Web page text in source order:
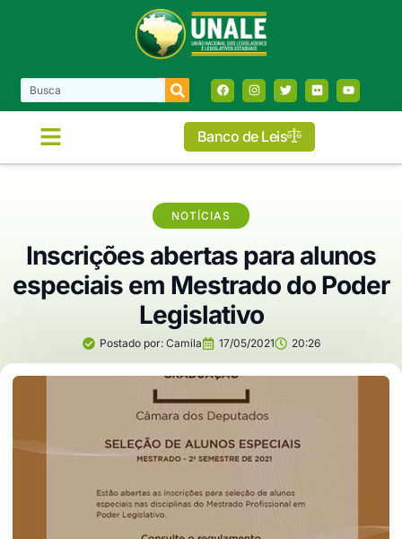
Banco de Leis
NOTÍCIAS
Inscrições abertas para alunos
especiais em Mestrado do Poder
Legislativo
Postado por:Camila 17/05/2021 20:26